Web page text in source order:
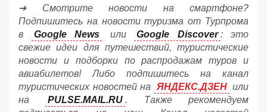
➔ Смотрите новости на смартфоне?
Подпишитесь на новости туризма от Турпрома
в
Google News или Google Discover : это
свежие идеи для путешествий, туристические
новости и подборки по распродажам туров и
авиабилетов! Либо подпишитесь на канал
туристических новостей на
ЯНДЕКС.ДЗЕН или
на
PULSE.MAIL.RU . Также рекомендуем